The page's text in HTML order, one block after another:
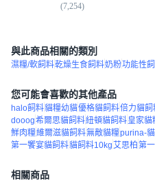
(7,254)
與此商品相關的類別
濕糧/軟飼料乾燥生食飼料奶粉功能性
您可能會喜歡的其他產品
halo飼料貓糧幼貓優格貓飼料倍力貓飼
dooog希爾思貓飼料紐頓貓飼料皇家貓
鮮肉糧維爾滋貓飼料無敵貓糧purina-
第一饗宴貓飼料貓飼料10kg 艾思柏第
相關商品